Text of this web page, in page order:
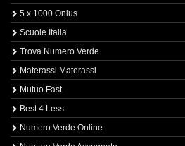
5 x 1000 Onlus
Scuole Italia
Trova Numero Verde
Materassi Materassi
Mutuo Fast
Best 4 Less
Numero Verde Online